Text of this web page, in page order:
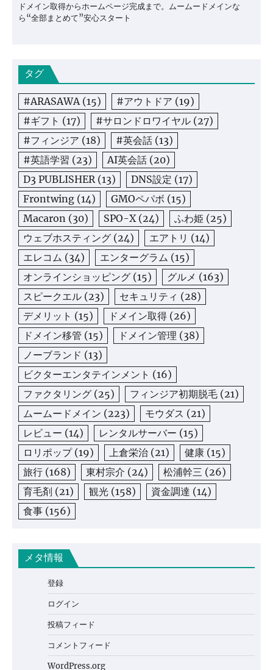
ドメイン取得からホームページ完成まで。ムームードメインな
ら“全部まとめて”安心スタート
タグ
#ARASAWA(15) #アウトドア (19)
#ギフト (17) #サロンドロワイヤル (27)
#フィンジア (18) #英会話 (13)
#英語学習 (23) AI英会話 (20)
D3 PUBLISHER(13) DNS設定 (17)
Frontwing (14) GMOペパボ (15)
Macaron (30) SPO-X(24) ふわ姫 (25)
ウェブホスティング (24) エアトリ (14)
エレコム (34) エンターグラム (15)
オンラインショッピング (15) グルメ (163)
スピークエル (23) セキュリティ (28)
デメリット (15) ドメイン取得 (26)
ドメイン移管 (15) ドメイン管理 (38)
ノーブランド (13)
ビクターエンタテインメント (16)
ファクタリング (25) フィンジア初期脱毛 (21)
ムームードメイン (223) モウダス (21)
レビュー (14) レンタルサーバー (15)
ロリポップ(19) 上倉栄治 (21) 健康 (15)
旅行 (168) 東村宗介 (24) 松浦幹三 (26)
育毛剤 (21) 観光 (158) 資金調達 (14)
食事 (156)
メタ情報
登録
ログイン
投稿フィード
コメントフィード
WordPress.org